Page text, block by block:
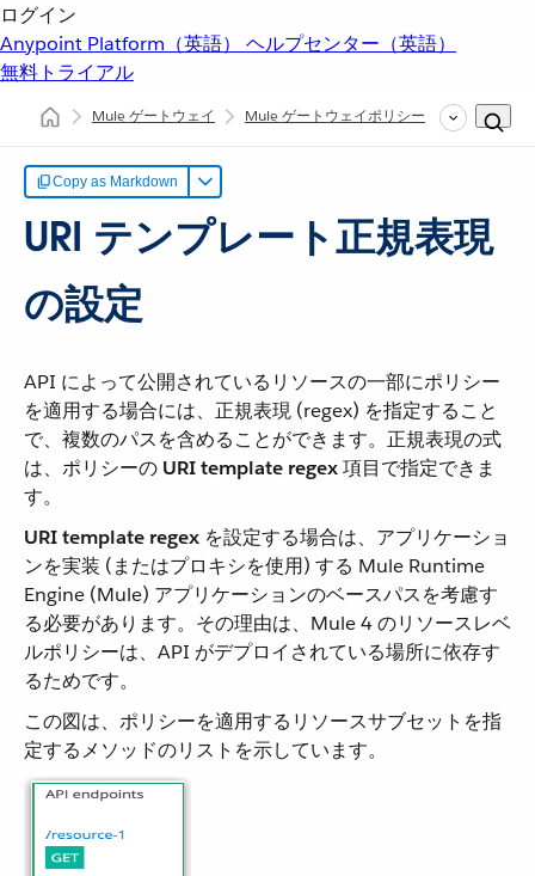
ログイン
Anypoint Platform（英語） ヘルプセンター（英語）
無料トライアル
Mule ゲートウェイ Mule ゲートウェイポリシー リソースレ
Copy as Markdown
URI テンプレート正規表現
の設定
API によって公開されているリソースの一部にポリシー
を適用する場合には、正規表現 (regex) を指定すること
で、複数のパスを含めることができます。正規表現の式
は、ポリシーの ​ URI template regex​ 項目で指定できま
す。
URI template regex ​ を設定する場合は、アプリケーショ
ンを実装 (またはプロキシを使用) する Mule Runtime
Engine (Mule) アプリケーションのベースパスを考慮す
る必要があります。その理由は、Mule 4 のリソースレベ
ルポリシーは、API がデプロイされている場所に依存す
るためです。
この図は、ポリシーを適用するリソースサブセットを指
定するメソッドのリストを示しています。